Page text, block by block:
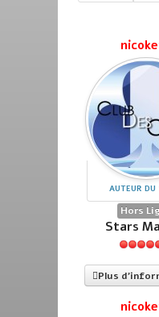
AUTEUR DU
Hors
Stars
Plus